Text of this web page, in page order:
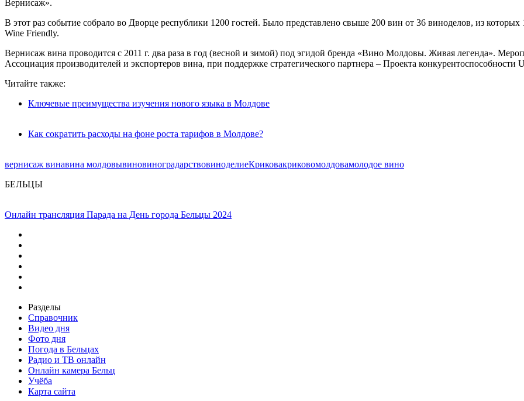
Вернисаж».
В этот раз событие собрало во Дворце республики 1200 гостей. Было представлено свыше 200 вин от 36 виноделов, из
Wine Friendly.
Вернисаж вина проводится с 2011 г. два раза в год (весной и зимой) под эгидой бренда «Вино Молдовы. Живая легенда».
Ассоциация производителей и экспортеров вина, при поддержке стратегического партнера – Проекта конкурентоспособности
Читайте также:
Ключевые преимущества изучения нового языка в Молдове
Как сократить расходы на фоне роста тарифов в Молдове?
вернисаж винавина молдовывиновиноградарствовиноделиеКриковакриковомолдовамолодое вино
БЕЛЬЦЫ
Онлайн трансляция Парада на День города Бельцы 2024
Разделы
Справочник
Видео дня
Фото дня
Погода в Бельцах
Радио и ТВ онлайн
Онлайн камера Бельц
Учёба
Карта сайта